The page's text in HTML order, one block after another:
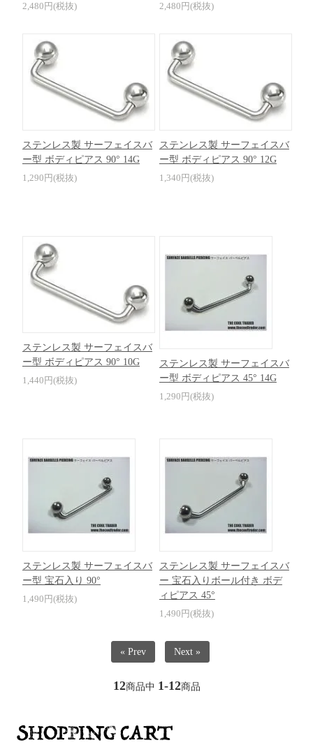
2,480円(税抜)
2,480円(税抜)
ステンレス製 サーフェイスバ
ー型 ボディピアス 90° 14G
1,290円(税抜)
ステンレス製 サーフェイスバ
ー型 ボディピアス 90° 12G
1,340円(税抜)
ステンレス製 サーフェイスバ
ー型 ボディピアス 90° 10G
1,440円(税抜)
ステンレス製 サーフェイスバ
ー型 ボディピアス 45° 14G
1,290円(税抜)
ステンレス製 サーフェイスバ
ー型 宝石入り 90°
1,490円(税抜)
ステンレス製 サーフェイスバ
ー 宝石入りボール付き ボデ
ィピアス 45°
1,490円(税抜)
« Prev Next »
12商品中 1-12商品